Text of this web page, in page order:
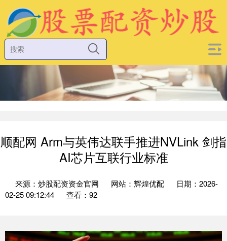
顺配网 Arm与英伟达联手推进NVLink 剑指
AI芯片互联行业标准
来源：炒股配资资金官网 网站：辉煌优配
日期：2026-
02-25 09:12:44
查看：92